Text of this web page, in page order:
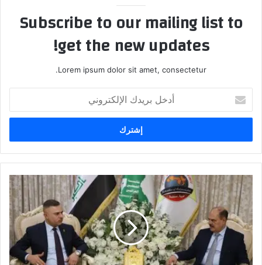
Subscribe to our mailing list to
get the new updates!
Lorem ipsum dolor sit amet, consectetur.
بريدك
الإلكتروني
الوكيل
الأقدم
لوزارة
الداخلية
يزور
نقابة
الصحفيين